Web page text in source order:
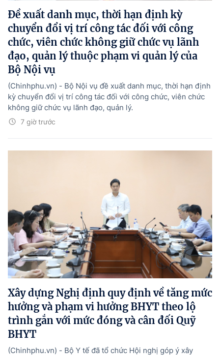
Đề xuất danh mục, thời hạn định kỳ
chuyển đổi vị trí công tác đối với công
chức, viên chức không giữ chức vụ lãnh
đạo, quản lý thuộc phạm vi quản lý của
Bộ Nội vụ
7 giờ trước
(Chinhphu.vn) - Bộ Nội vụ đề xuất danh mục, thời hạn định
kỳ chuyển đổi vị trí công tác đối với công chức, viên chức
không giữ chức vụ lãnh đạo, quản lý.
Xây dựng Nghị định quy định về tăng mức
hưởng và phạm vi hưởng BHYT theo lộ
trình gắn với mức đóng và cân đối Quỹ
BHYT
(Chinhphu.vn) - Bộ Y tế đã tổ chức Hội nghị góp ý xây